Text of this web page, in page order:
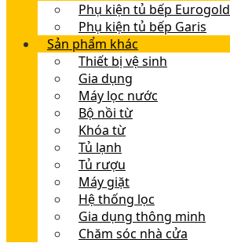
Phụ kiện tủ bếp Eurogold
Phụ kiện tủ bếp Garis
Sản phẩm khác
Thiết bị vệ sinh
Gia dụng
Máy lọc nước
Bộ nồi từ
Khóa từ
Tủ lạnh
Tủ rượu
Máy giặt
Hệ thống lọc
Gia dụng thông minh
Chăm sóc nhà cửa